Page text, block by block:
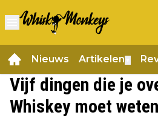
Nieuws Artikelen
Vijf dingen die je
Whiskey moet weten